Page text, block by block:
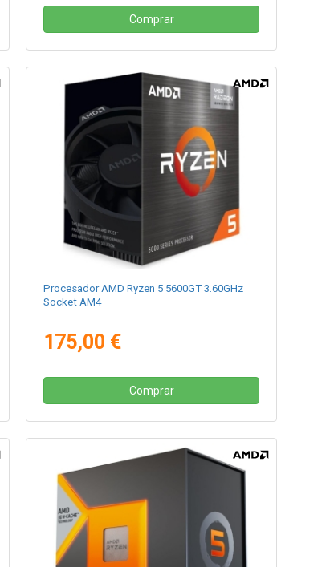
Comprar
Procesador AMD Ryzen 5 5600GT 3.60GHz
Socket AM4
175,00 €
Comprar